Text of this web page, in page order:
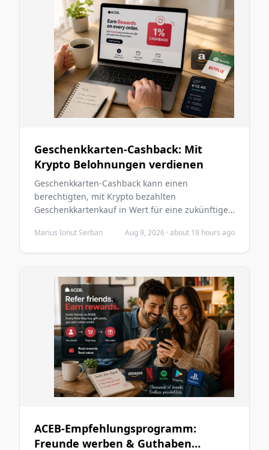
Geschenkkarten-Cashback: Mit
Krypto Belohnungen verdienen
Geschenkkarten-Cashback kann einen
berechtigten, mit Krypto bezahlten
Geschenkkartenkauf in Wert für eine zukünftige
erklärt den Belohnungsfluss, wie Cashback
verwendet werden kann.
Marius Ionut Serban Aug 9, 2026 · about 18 hours ago
ACEB-Empfehlungsprogramm:
Freunde werben & Guthaben